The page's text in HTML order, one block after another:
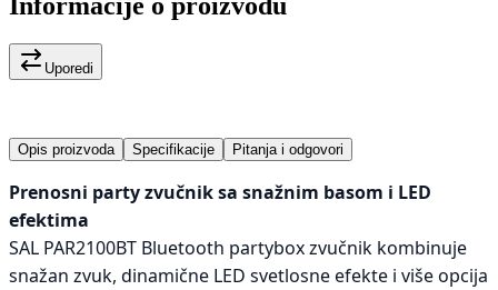
Informacije o proizvodu
Uporedi
Opis proizvoda Specifikacije Pitanja i odgovori
Prenosni party zvučnik sa snažnim basom i LED
efektima
SAL PAR2100BT Bluetooth partybox zvučnik kombinuje
snažan zvuk, dinamične LED svetlosne efekte i više opcija